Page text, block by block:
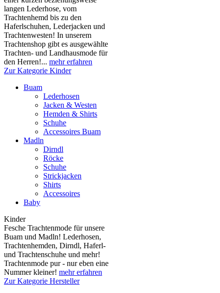
langen Lederhose, vom
Trachtenhemd bis zu den
Haferlschuhen, Lederjacken und
Trachtenwesten! In unserem
Trachtenshop gibt es ausgewählte
Trachten- und Landhausmode für
den Herren!... mehr erfahren
Zur Kategorie Kinder
Buam
Lederhosen
Jacken & Westen
Hemden & Shirts
Schuhe
Accessoires Buam
Madln
Dirndl
Röcke
Schuhe
Strickjacken
Shirts
Accessoires
Baby
Kinder
Fesche Trachtenmode für unsere
Buam und Madln! Lederhosen,
Trachtenhemden, Dirndl, Haferl-
und Trachtenschuhe und mehr!
Trachtenmode pur - nur eben eine
Nummer kleiner! mehr erfahren
Zur Kategorie Hersteller